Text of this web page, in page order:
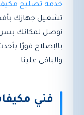
خدمة تصليح
تشغيل جهازك
نوصل لمكانك
بالإصلاح فورًا
والباقي علينا.
فني